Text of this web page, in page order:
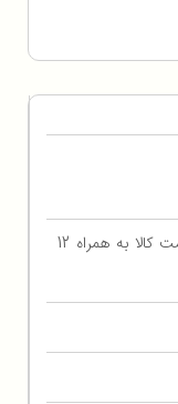
با ضمانت اصالت و سلامت کالا به همراه 12